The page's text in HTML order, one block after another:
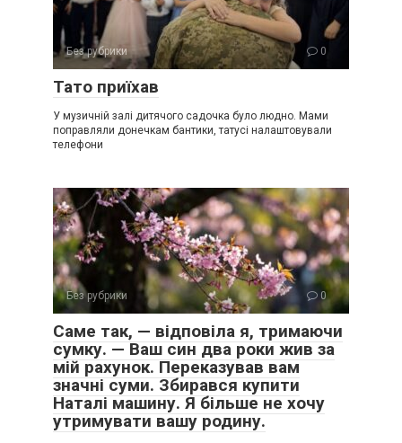
Без рубрики 0
Тато приїхав
У музичній залі дитячого садочка було людно. Мами
поправляли донечкам бантики, татусі налаштовували
телефони
Без рубрики 0
Саме так, — відповіла я, тримаючи
сумку. — Ваш син два роки жив за
мій рахунок. Переказував вам
значні суми. Збирався купити
Наталі машину. Я більше не хочу
утримувати вашу родину.